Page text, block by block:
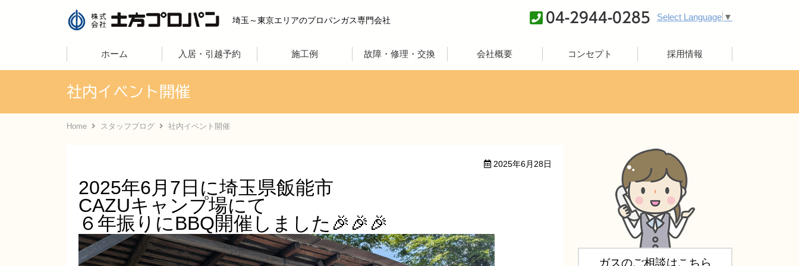
株式会社土方プロパン
埼玉～東京エリアのプロパンガス専門会社 Select Language ▼
04-2944-0285
ホーム 入居・引越予約 施工例 故障・修理・交換 会社概要 コンセプト 採用情報
社内イベント開催
Home スタッフブログ 社内イベント開催
2025年6月28日
2025年6月7日に埼玉県飯能市
CAZUキャンプ場にて
６年振りにBBQ開催しました🎉🎉🎉
ガスのご相談はこちら